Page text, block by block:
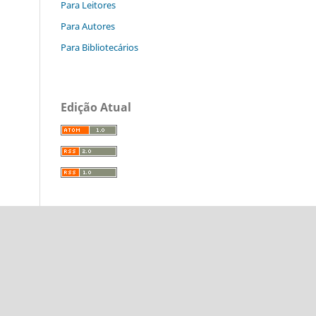
Para Leitores
Para Autores
Para Bibliotecários
Edição Atual